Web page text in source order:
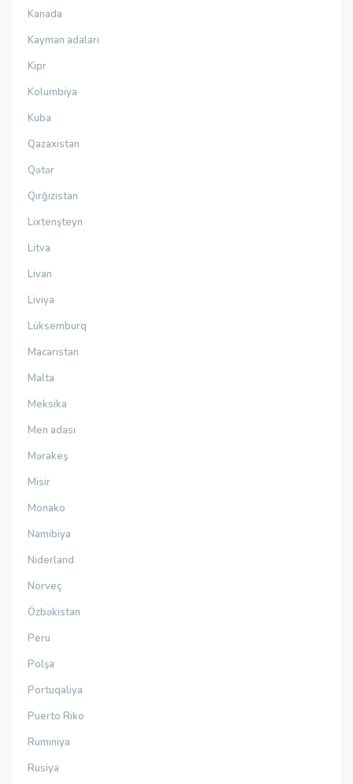
Kanada
Kayman adaları
Kipr
Kolumbiya
Kuba
Qazaxıstan
Qətər
Qırğızıstan
Lixtenşteyn
Litva
Livan
Liviya
Lüksemburq
Macarıstan
Malta
Meksika
Men adası
Mərakeş
Misir
Monako
Namibiya
Niderland
Norveç
Özbəkistan
Peru
Polşa
Portuqaliya
Puerto Riko
Rumıniya
Rusiya